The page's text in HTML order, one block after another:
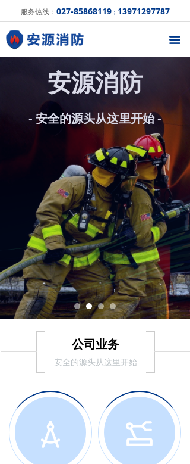
- 安全的源头从这里开始 -
安源消防
服务热线： 027-85868119； 13971297787
끀
公司业务
安全的源头从这里开始